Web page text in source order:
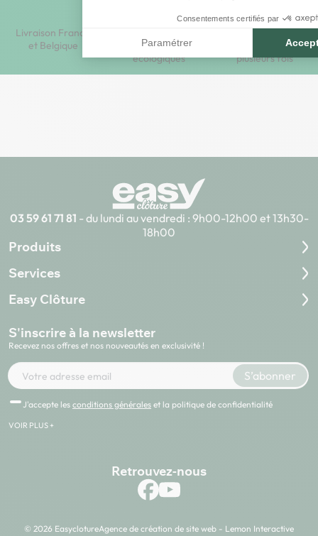
Consentements certifiés par
Paramétrer
Livraison France
et Belgique
durables et
écologiques
Facilités de
paiement en
plusieurs fois
03 59 61 71 81 - du lundi au vendredi : 9h00-12h00 et 13h30-
18h00
S'inscrire à la newsletter
Recevez nos offres et nos nouveautés en exclusivité !
Votre adresse e-mail S’abonner
J'accepte les conditions générales et la politique de confidentialité
VOIR PLUS +
Produits
Services
Easy Clôture
Retrouvez-nous
© 2026 EasyclotureAgence de création de site web - Lemon Interactive